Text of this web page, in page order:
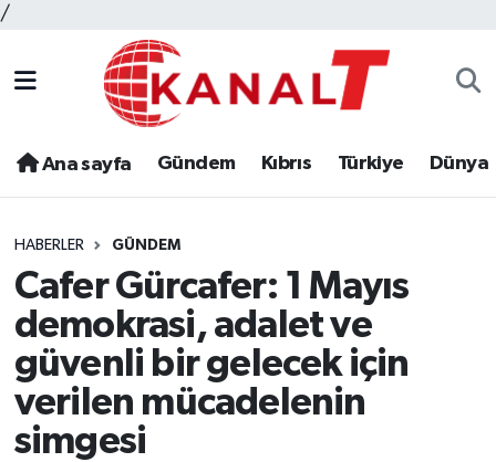
/
Ana sayfa Gündem Kıbrıs Türkiye Dünya
HABERLER GÜNDEM
Cafer Gürcafer: 1 Mayıs
demokrasi, adalet ve
güvenli bir gelecek için
verilen mücadelenin
simgesi